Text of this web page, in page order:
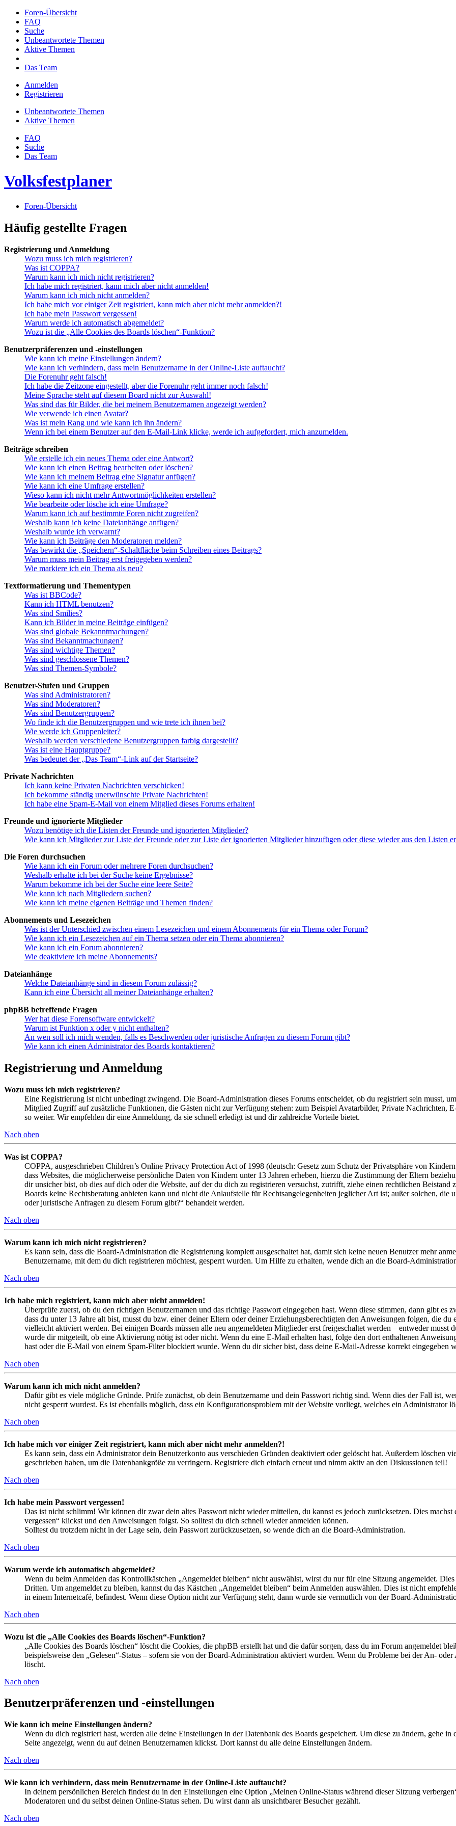
Foren-Übersicht
FAQ
Suche
Unbeantwortete Themen
Aktive Themen
Das Team
Anmelden
Registrieren
Unbeantwortete Themen
Aktive Themen
FAQ
Suche
Das Team
Volksfestplaner
Foren-Übersicht
Häufig gestellte Fragen
Registrierung und Anmeldung
Wozu muss ich mich registrieren?
Was ist COPPA?
Warum kann ich mich nicht registrieren?
Ich habe mich registriert, kann mich aber nicht anmelden!
Warum kann ich mich nicht anmelden?
Ich habe mich vor einiger Zeit registriert, kann mich aber nicht mehr anmelden?!
Ich habe mein Passwort vergessen!
Warum werde ich automatisch abgemeldet?
Wozu ist die „Alle Cookies des Boards löschen“-Funktion?
Benutzerpräferenzen und -einstellungen
Wie kann ich meine Einstellungen ändern?
Wie kann ich verhindern, dass mein Benutzername in der Online-Liste auftaucht?
Die Forenuhr geht falsch!
Ich habe die Zeitzone eingestellt, aber die Forenuhr geht immer noch falsch!
Meine Sprache steht auf diesem Board nicht zur Auswahl!
Was sind das für Bilder, die bei meinem Benutzernamen angezeigt werden?
Wie verwende ich einen Avatar?
Was ist mein Rang und wie kann ich ihn ändern?
Wenn ich bei einem Benutzer auf den E-Mail-Link klicke, werde ich aufgefordert, mich anzumelden.
Beiträge schreiben
Wie erstelle ich ein neues Thema oder eine Antwort?
Wie kann ich einen Beitrag bearbeiten oder löschen?
Wie kann ich meinem Beitrag eine Signatur anfügen?
Wie kann ich eine Umfrage erstellen?
Wieso kann ich nicht mehr Antwortmöglichkeiten erstellen?
Wie bearbeite oder lösche ich eine Umfrage?
Warum kann ich auf bestimmte Foren nicht zugreifen?
Weshalb kann ich keine Dateianhänge anfügen?
Weshalb wurde ich verwarnt?
Wie kann ich Beiträge den Moderatoren melden?
Was bewirkt die „Speichern“-Schaltfläche beim Schreiben eines Beitrags?
Warum muss mein Beitrag erst freigegeben werden?
Wie markiere ich ein Thema als neu?
Textformatierung und Thementypen
Was ist BBCode?
Kann ich HTML benutzen?
Was sind Smilies?
Kann ich Bilder in meine Beiträge einfügen?
Was sind globale Bekanntmachungen?
Was sind Bekanntmachungen?
Was sind wichtige Themen?
Was sind geschlossene Themen?
Was sind Themen-Symbole?
Benutzer-Stufen und Gruppen
Was sind Administratoren?
Was sind Moderatoren?
Was sind Benutzergruppen?
Wo finde ich die Benutzergruppen und wie trete ich ihnen bei?
Wie werde ich Gruppenleiter?
Weshalb werden verschiedene Benutzergruppen farbig dargestellt?
Was ist eine Hauptgruppe?
Was bedeutet der „Das Team“-Link auf der Startseite?
Private Nachrichten
Ich kann keine Privaten Nachrichten verschicken!
Ich bekomme ständig unerwünschte Private Nachrichten!
Ich habe eine Spam-E-Mail von einem Mitglied dieses Forums erhalten!
Freunde und ignorierte Mitglieder
Wozu benötige ich die Listen der Freunde und ignorierten Mitglieder?
Wie kann ich Mitglieder zur Liste der Freunde oder zur Liste der ignorierten Mitglieder hinzufügen oder diese wieder aus den Listen
Die Foren durchsuchen
Wie kann ich ein Forum oder mehrere Foren durchsuchen?
Weshalb erhalte ich bei der Suche keine Ergebnisse?
Warum bekomme ich bei der Suche eine leere Seite?
Wie kann ich nach Mitgliedern suchen?
Wie kann ich meine eigenen Beiträge und Themen finden?
Abonnements und Lesezeichen
Was ist der Unterschied zwischen einem Lesezeichen und einem Abonnements für ein Thema oder Forum?
Wie kann ich ein Lesezeichen auf ein Thema setzen oder ein Thema abonnieren?
Wie kann ich ein Forum abonnieren?
Wie deaktiviere ich meine Abonnements?
Dateianhänge
Welche Dateianhänge sind in diesem Forum zulässig?
Kann ich eine Übersicht all meiner Dateianhänge erhalten?
phpBB betreffende Fragen
Wer hat diese Forensoftware entwickelt?
Warum ist Funktion x oder y nicht enthalten?
An wen soll ich mich wenden, falls es Beschwerden oder juristische Anfragen zu diesem Forum gibt?
Wie kann ich einen Administrator des Boards kontaktieren?
Registrierung und Anmeldung
Wozu muss ich mich registrieren?
Eine Registrierung ist nicht unbedingt zwingend. Die Board-Administration dieses Forums entscheidet, ob du registriert sein musst,
Mitglied Zugriff auf zusätzliche Funktionen, die Gästen nicht zur Verfügung stehen: zum Beispiel Avatarbilder, Private Nachrichten,
so weiter. Wir empfehlen dir eine Anmeldung, da sie schnell erledigt ist und dir zahlreiche Vorteile bietet.
Nach oben
Was ist COPPA?
COPPA, ausgeschrieben Children’s Online Privacy Protection Act of 1998 (deutsch: Gesetz zum Schutz der Privatsphäre von
dass Websites, die möglicherweise persönliche Daten von Kindern unter 13 Jahren erheben, hierzu die Zustimmung der Eltern
dir unsicher bist, ob dies auf dich oder die Website, auf der du dich zu registrieren versuchst, zutrifft, ziehe einen rechtlichen
Boards keine Rechtsberatung anbieten kann und nicht die Anlaufstelle für Rechtsangelegenheiten jeglicher Art ist; außer solchen,
oder juristische Anfragen zu diesem Forum gibt?“ behandelt werden.
Nach oben
Warum kann ich mich nicht registrieren?
Es kann sein, dass die Board-Administration die Registrierung komplett ausgeschaltet hat, damit sich keine neuen Benutzer mehr
Benutzername, mit dem du dich registrieren möchtest, gesperrt wurden. Um Hilfe zu erhalten, wende dich an die Board-
Nach oben
Ich habe mich registriert, kann mich aber nicht anmelden!
Überprüfe zuerst, ob du den richtigen Benutzernamen und das richtige Passwort eingegeben hast. Wenn diese stimmen, dann gibt es
dass du unter 13 Jahre alt bist, musst du bzw. einer deiner Eltern oder deiner Erziehungsberechtigten den Anweisungen folgen, die
vielleicht aktiviert werden. Bei einigen Boards müssen alle neu angemeldeten Mitglieder erst freigeschaltet werden – entweder musst
wurde dir mitgeteilt, ob eine Aktivierung nötig ist oder nicht. Wenn du eine E-Mail erhalten hast, folge den dort enthaltenen
hast oder die E-Mail von einem Spam-Filter blockiert wurde. Wenn du dir sicher bist, dass deine E-Mail-Adresse korrekt eingegeben
Nach oben
Warum kann ich mich nicht anmelden?
Dafür gibt es viele mögliche Gründe. Prüfe zunächst, ob dein Benutzername und dein Passwort richtig sind. Wenn dies der Fall ist,
nicht gesperrt wurdest. Es ist ebenfalls möglich, dass ein Konfigurationsproblem mit der Website vorliegt, welches ein Administrator
Nach oben
Ich habe mich vor einiger Zeit registriert, kann mich aber nicht mehr anmelden?!
Es kann sein, dass ein Administrator dein Benutzerkonto aus verschieden Gründen deaktiviert oder gelöscht hat. Außerdem löschen
geschrieben haben, um die Datenbankgröße zu verringern. Registriere dich einfach erneut und nimm aktiv an den Diskussionen teil!
Nach oben
Ich habe mein Passwort vergessen!
Das ist nicht schlimm! Wir können dir zwar dein altes Passwort nicht wieder mitteilen, du kannst es jedoch zurücksetzen. Dies
vergessen“ klickst und den Anweisungen folgst. So solltest du dich schnell wieder anmelden können.
Solltest du trotzdem nicht in der Lage sein, dein Passwort zurückzusetzen, so wende dich an die Board-Administration.
Nach oben
Warum werde ich automatisch abgemeldet?
Wenn du beim Anmelden das Kontrollkästchen „Angemeldet bleiben“ nicht auswählst, wirst du nur für eine Sitzung angemeldet.
Dritten. Um angemeldet zu bleiben, kannst du das Kästchen „Angemeldet bleiben“ beim Anmelden auswählen. Dies ist nicht
in einem Internetcafé, befindest. Wenn diese Option nicht zur Verfügung steht, dann wurde sie vermutlich von der Board-
Nach oben
Wozu ist die „Alle Cookies des Boards löschen“-Funktion?
„Alle Cookies des Boards löschen“ löscht die Cookies, die phpBB erstellt hat und die dafür sorgen, dass du im Forum angemeldet
beispielsweise den „Gelesen“-Status – sofern sie von der Board-Administration aktiviert wurden. Wenn du Probleme bei der An-
löscht.
Nach oben
Benutzerpräferenzen und -einstellungen
Wie kann ich meine Einstellungen ändern?
Wenn du dich registriert hast, werden alle deine Einstellungen in der Datenbank des Boards gespeichert. Um diese zu ändern, gehe
Seite angezeigt, wenn du auf deinen Benutzernamen klickst. Dort kannst du alle deine Einstellungen ändern.
Nach oben
Wie kann ich verhindern, dass mein Benutzername in der Online-Liste auftaucht?
In deinem persönlichen Bereich findest du in den Einstellungen eine Option „Meinen Online-Status während dieser Sitzung
Moderatoren und du selbst deinen Online-Status sehen. Du wirst dann als unsichtbarer Besucher gezählt.
Nach oben